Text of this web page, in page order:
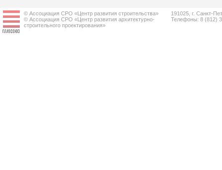
© Ассоциация СРО «Центр развития строительства»
© Ассоциация СРО «Центр развития архитектурно-
строительного проектирования»
191025, г. Санкт-
Телефоны: 8 (812)